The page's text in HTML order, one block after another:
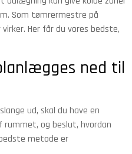
Som tømrermestre på
Her får du vores bedste,
ned til
ud, skal du have en
rummet, og beslut, hvordan
metode er